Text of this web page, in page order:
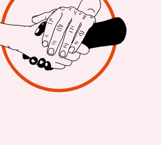
Raute der Macht
Das erste Shooting, es
machen, was sie wolle,
nicht geheißen, sie sei